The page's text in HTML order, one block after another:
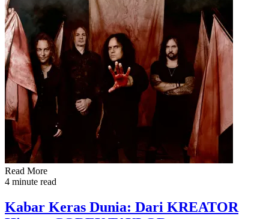
Read More
4 minute read
Kabar Keras Dunia: Dari KREATOR